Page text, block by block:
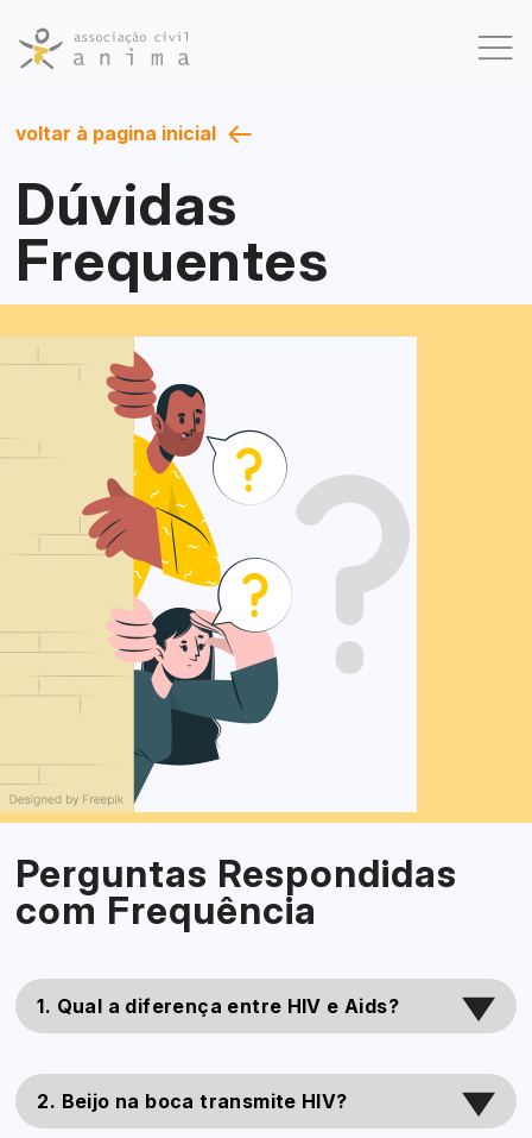
Como Doar
voltar à pagina inicial
Dúvidas
Frequentes
Perguntas Respondidas
com Frequência
1. Qual a diferença entre HIV e Aids?
2. Beijo na boca transmite HIV?